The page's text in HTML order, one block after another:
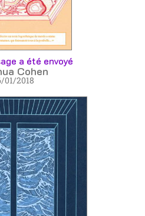
a été envoyé
Cohen
01/2018